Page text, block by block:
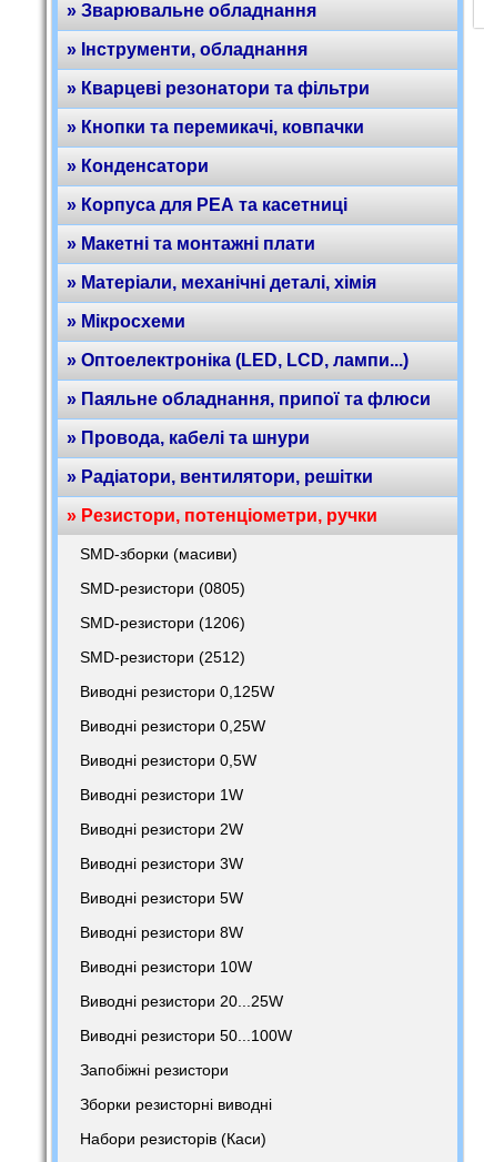
» Зварювальне обладнання
» Інструменти, обладнання
» Кварцеві резонатори та фільтри
» Кнопки та перемикачі, ковпачки
» Конденсатори
» Корпуса для РЕА та касетниці
» Макетні та монтажні плати
» Матеріали, механічні деталі, хімія
» Мікросхеми
» Оптоелектроніка (LED, LCD, лампи...)
» Паяльне обладнання, припої та флюси
» Провода, кабелі та шнури
» Радіатори, вентилятори, решітки
» Резистори, потенціометри, ручки
SMD-зборки (масиви)
SMD-резистори (0805)
SMD-резистори (1206)
SMD-резистори (2512)
Виводні резистори 0,125W
Виводні резистори 0,25W
Виводні резистори 0,5W
Виводні резистори 1W
Виводні резистори 2W
Виводні резистори 3W
Виводні резистори 5W
Виводні резистори 8W
Виводні резистори 10W
Виводні резистори 20...25W
Виводні резистори 50...100W
Запобіжні резистори
Зборки резисторні виводні
Набори резисторів (Каси)